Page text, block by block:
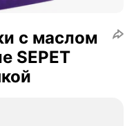
с маслом
SEPET